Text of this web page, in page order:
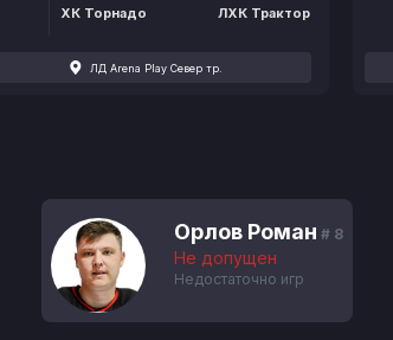
ХК Торнадо ЛХК Трактор
ЛД Arena Play Север тр.
Орлов Роман # 8
Не допущен
Недостаточно игр